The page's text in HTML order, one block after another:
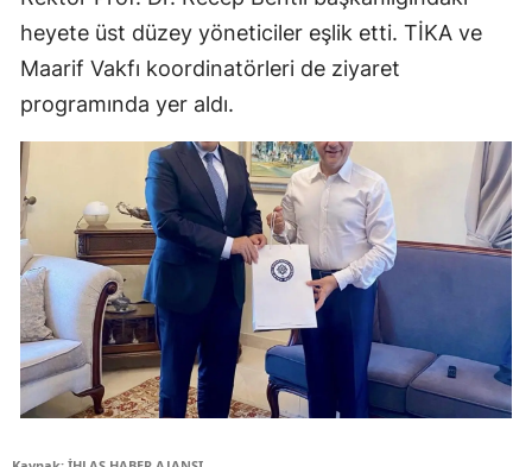
heyete üst düzey yöneticiler eşlik etti. TİKA ve
Maarif Vakfı koordinatörleri de ziyaret
programında yer aldı.